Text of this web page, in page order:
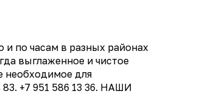
по часам в разных районах
выглаженное и чистое
необходимое для
+7 951 586 13 36. НАШИ